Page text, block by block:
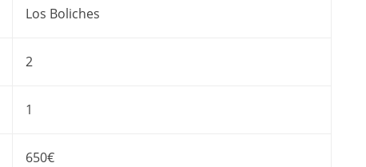
Los Boliches
2
1
650€